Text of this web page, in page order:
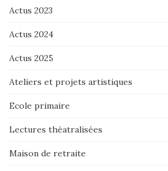
Actus 2023
Actus 2024
Actus 2025
Ateliers et projets artistiques
Ecole primaire
Lectures théatralisées
Maison de retraite